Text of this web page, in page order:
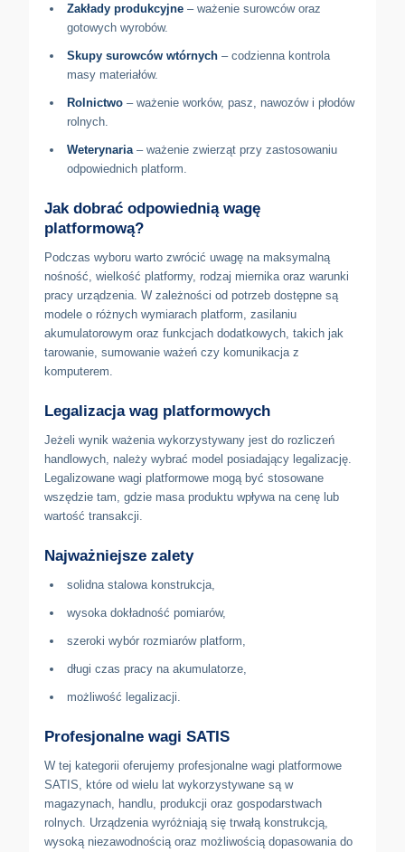
Zakłady produkcyjne – ważenie surowców oraz
gotowych wyrobów.
Skupy surowców wtórnych – codzienna kontrola
masy materiałów.
Rolnictwo – ważenie worków, pasz, nawozów i płodów
rolnych.
Weterynaria – ważenie zwierząt przy zastosowaniu
odpowiednich platform.
Jak dobrać odpowiednią wagę
platformową?
Podczas wyboru warto zwrócić uwagę na maksymalną
nośność, wielkość platformy, rodzaj miernika oraz warunki
pracy urządzenia. W zależności od potrzeb dostępne są
modele o różnych wymiarach platform, zasilaniu
akumulatorowym oraz funkcjach dodatkowych, takich jak
tarowanie, sumowanie ważeń czy komunikacja z
komputerem.
Legalizacja wag platformowych
Jeżeli wynik ważenia wykorzystywany jest do rozliczeń
handlowych, należy wybrać model posiadający legalizację.
Legalizowane wagi platformowe mogą być stosowane
wszędzie tam, gdzie masa produktu wpływa na cenę lub
wartość transakcji.
Najważniejsze zalety
solidna stalowa konstrukcja,
wysoka dokładność pomiarów,
szeroki wybór rozmiarów platform,
długi czas pracy na akumulatorze,
możliwość legalizacji.
Profesjonalne wagi SATIS
W tej kategorii oferujemy profesjonalne wagi platformowe
SATIS, które od wielu lat wykorzystywane są w
magazynach, handlu, produkcji oraz gospodarstwach
rolnych. Urządzenia wyróżniają się trwałą konstrukcją,
wysoką niezawodnością oraz możliwością dopasowania do